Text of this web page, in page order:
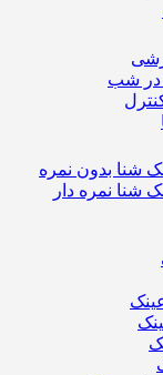
در شب
شنا بدون نمره
شنا نمره دار